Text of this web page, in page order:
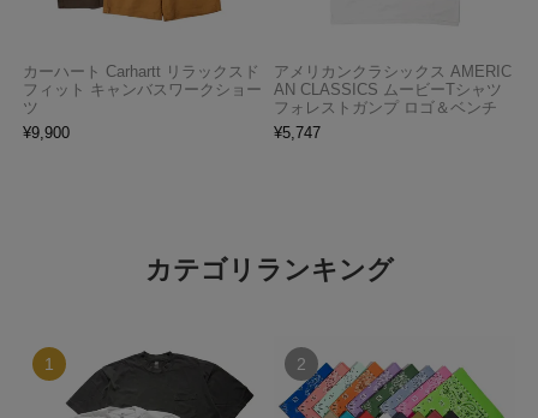
カーハート Carhartt リラックスド
フィット キャンバスワークショー
ツ
¥9,900
アメリカンクラシックス AMERIC
AN CLASSICS ムービーTシャツ
フォレストガンプ ロゴ＆ベンチ
¥5,747
カテゴリランキング